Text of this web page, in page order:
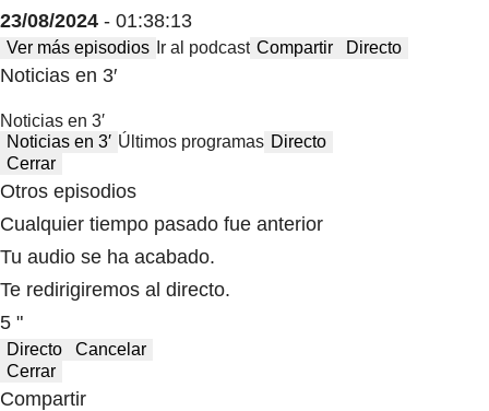
23/08/2024 - 01:38:13
Ver más episodios Ir al podcast Compartir Directo
Noticias en 3′
Noticias en 3′
Noticias en 3′ Últimos programas Directo
Cerrar
Otros episodios
Cualquier tiempo pasado fue anterior
Tu audio se ha acabado.
Te redirigiremos al directo.
5 "
Directo
Cancelar
Cerrar
Compartir